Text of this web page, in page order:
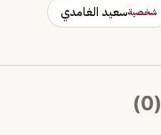
شخصيةسعيد الغامدي
(
0
)